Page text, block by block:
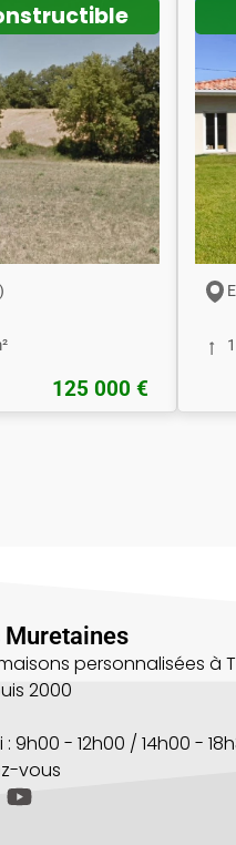
125 000 €
Muretaines
personnalisées à
2000
9h00 - 12h00 / 14h00 -
vous